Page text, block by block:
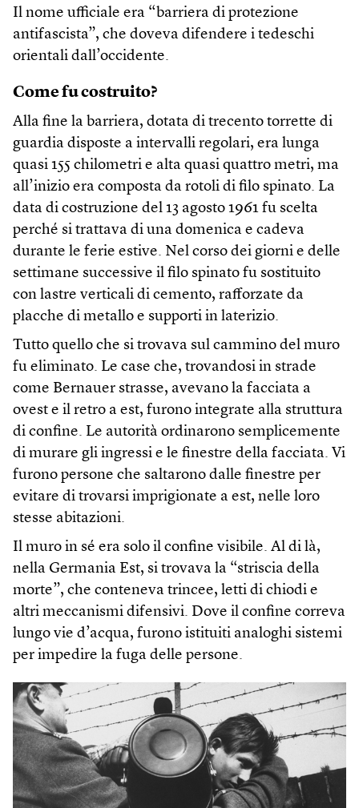
Il nome ufficiale era “barriera di protezione
antifascista”, che doveva difendere i tedeschi
orientali dall’occidente.
Come fu costruito?
Alla fine la barriera, dotata di trecento torrette di
guardia disposte a intervalli regolari, era lunga
quasi 155 chilometri e alta quasi quattro metri, ma
all’inizio era composta da rotoli di filo spinato. La
data di costruzione del 13 agosto 1961 fu scelta
perché si trattava di una domenica e cadeva
durante le ferie estive. Nel corso dei giorni e delle
settimane successive il filo spinato fu sostituito
con lastre verticali di cemento, rafforzate da
placche di metallo e supporti in laterizio.
Tutto quello che si trovava sul cammino del muro
fu eliminato. Le case che, trovandosi in strade
come Bernauer strasse, avevano la facciata a
ovest e il retro a est, furono integrate alla struttura
di confine. Le autorità ordinarono semplicemente
di murare gli ingressi e le finestre della facciata. Vi
furono persone che saltarono dalle finestre per
evitare di trovarsi imprigionate a est, nelle loro
stesse abitazioni.
Il muro in sé era solo il confine visibile. Al di là,
nella Germania Est, si trovava la “striscia della
morte”, che conteneva trincee, letti di chiodi e
altri meccanismi difensivi. Dove il confine correva
lungo vie d’acqua, furono istituiti analoghi sistemi
per impedire la fuga delle persone.